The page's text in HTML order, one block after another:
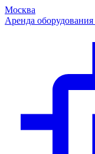
Москва
Аренда оборудования